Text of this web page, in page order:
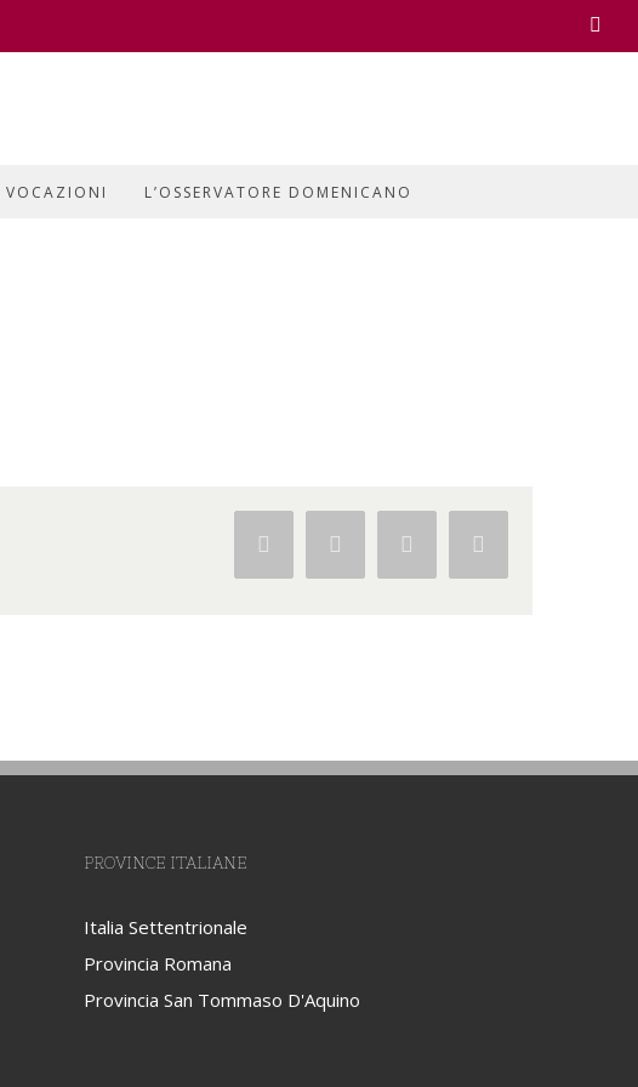
VOCAZIONI L’OSSERVATORE DOMENICANO
Facebook Twitter Google+
PROVINCE ITALIANE
Italia Settentrionale
Provincia Romana
Provincia San Tommaso D'Aquino